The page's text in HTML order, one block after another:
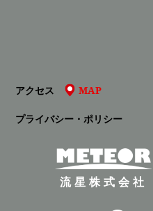
アクセス MAP
プライバシー・ポリシー
流星株式会社